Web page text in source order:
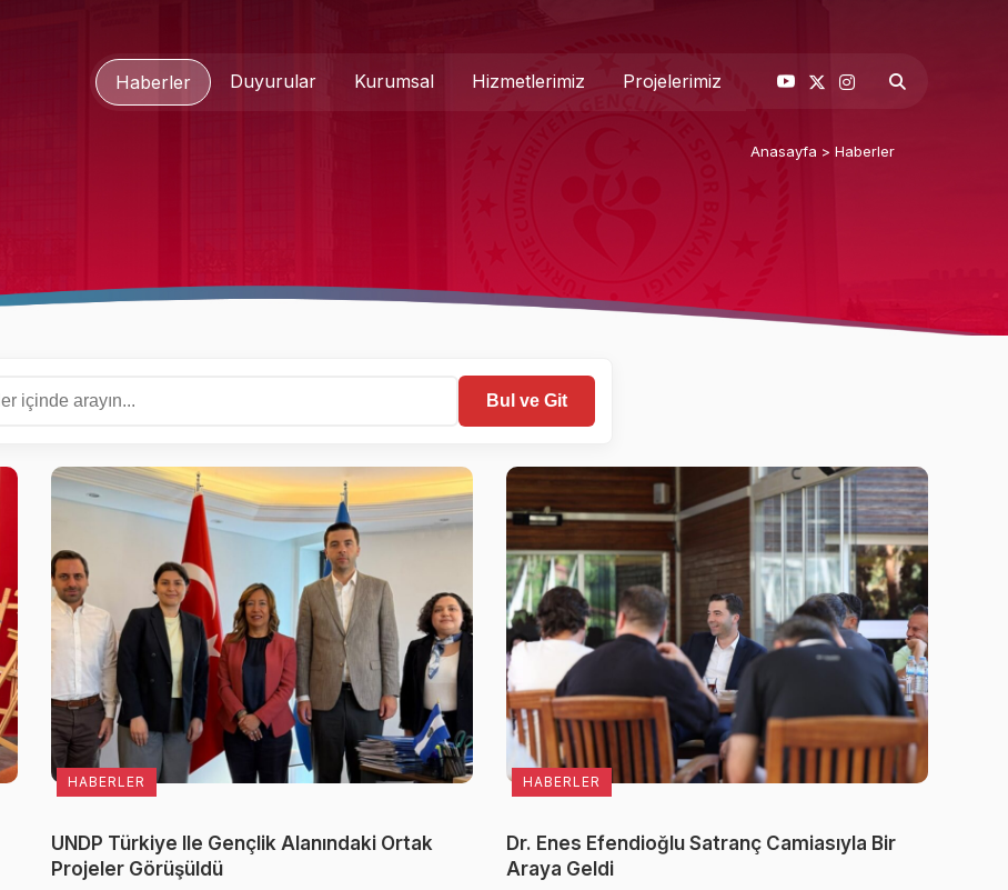
Haberler Duyurular Kurumsal
Kurumsal Kimlik
Hizmetlerimiz Projelerimiz
Anasayfa > Haberler
Bul ve Git
HABERLER
UNDP Türkiye Ile Gençlik Alanındaki Ortak
Projeler Görüşüldü
HABERLER
Dr. Enes Efendioğlu Satranç Camiasıyla Bir
Araya Geldi